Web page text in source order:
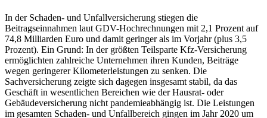
In der Schaden- und Unfallversicherung stiegen die
Beitragseinnahmen laut GDV-Hochrechnungen mit 2,1 Prozent auf
74,8 Milliarden Euro und damit geringer als im Vorjahr (plus 3,5
Prozent). Ein Grund: In der größten Teilsparte Kfz-Versicherung
ermöglichten zahlreiche Unternehmen ihren Kunden, Beiträge
wegen geringerer Kilometerleistungen zu senken. Die
Sachversicherung zeigte sich dagegen insgesamt stabil, da das
Geschäft in wesentlichen Bereichen wie der Hausrat- oder
Gebäudeversicherung nicht pandemieabhängig ist. Die Leistungen
im gesamten Schaden- und Unfallbereich gingen im Jahr 2020 um